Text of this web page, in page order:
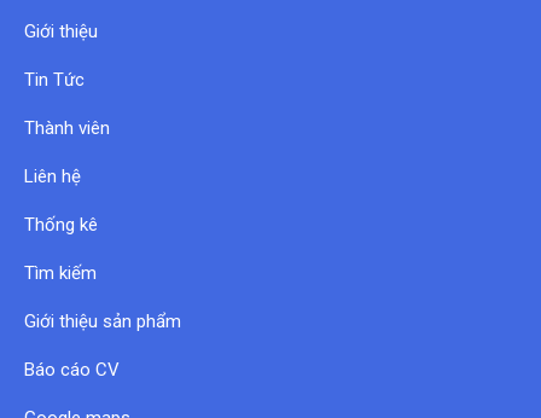
Giới thiệu
Tin Tức
Thành viên
Liên hệ
Thống kê
Tìm kiếm
Giới thiệu sản phẩm
Báo cáo CV